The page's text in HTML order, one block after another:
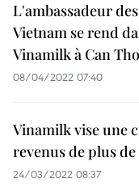
L'ambassadeur
Vietnam se rend
Vinamilk à Can Tho
08/04/2022 07:40
Vinamilk vise une
revenus de plus de
24/03/2022 08:37